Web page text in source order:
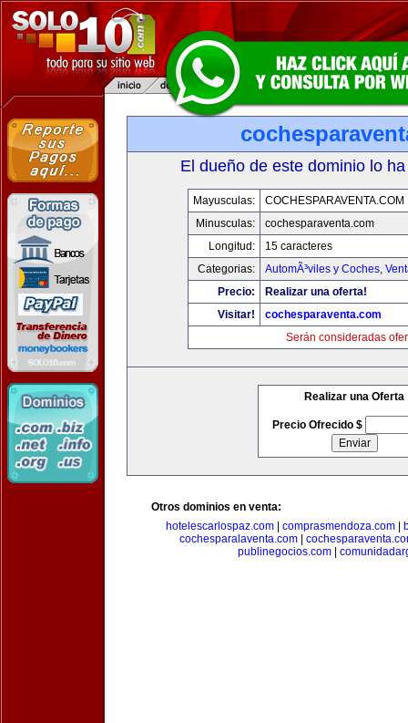
El dueño de este dominio lo
Mayusculas:
COCHESPARAVENTA.COM
Minusculas:
cochesparaventa.com
Longitud:
15 caracteres
Categorias:
AutomÃ³viles y Coches,
Precio:
Realizar una oferta!
Visitar!
cochesparaventa.com
Serán consideradas
Realizar una Oferta
Precio Ofrecido $
Otros dominios en venta:
hotelescarlospaz.com| comprasmendoza.com|
cochesparalaventa.com
publinegocios.com|